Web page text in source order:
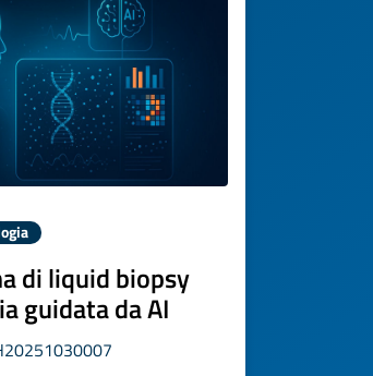
di liquid biopsy
guidata da AI